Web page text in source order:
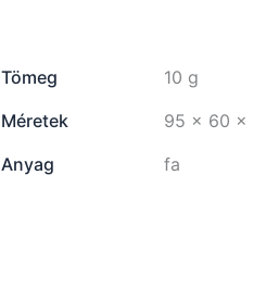
Tömeg
10 g
Méretek
95 × 60 ×
Anyag
fa